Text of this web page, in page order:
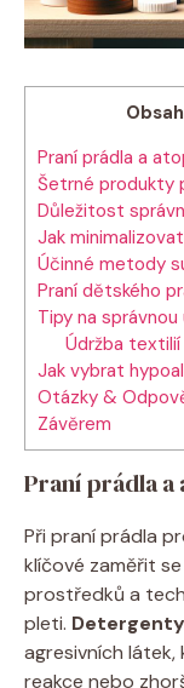
Praní prádla​ a
Šetrné produkty
Důležitost
Jak
Účinné metody
Praní dětského‌
Tipy na
Údržba
Jak‌ vybrat
Otázky &
Závěrem
Praní prádla​
Při praní prádla
klíčové zaměřit
prostředků‍ a
pleti. Detergenty
‍agresivních
reakce nebo